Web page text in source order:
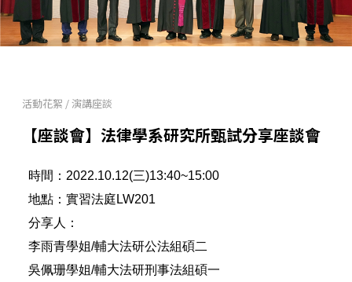
活動花絮 /演講座談
【座談會】法律學系研究所甄試分享座談會
時間：2022.10.12(三)13:40~15:00
地點：實習法庭LW201
分享人：
李雨青學姐/輔大法研公法組碩二
吳佩珊學姐/輔大法研刑事法組碩一